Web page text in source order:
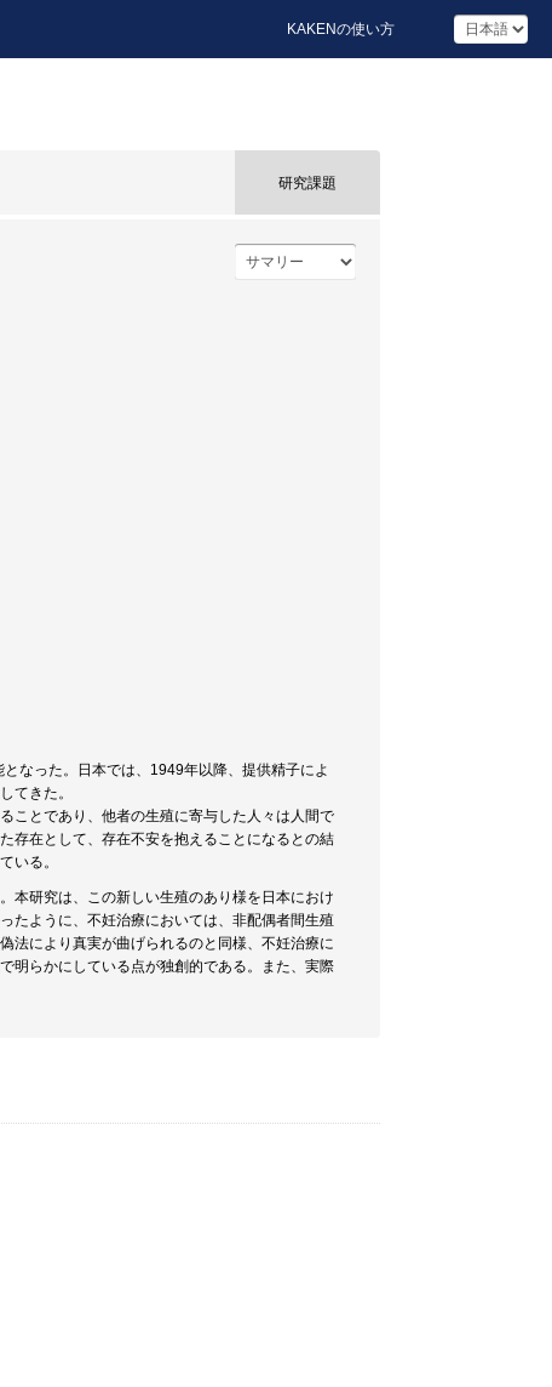
KAKENの使い方
研究課題
なった。日本では、1949年以降、提供精子によ
てきた。
ことであり、他者の生殖に寄与した人々は人間で
存在として、存在不安を抱えることになるとの結
いる。
本研究は、この新しい生殖のあり様を日本におけ
たように、不妊治療においては、非配偶者間生殖
法により真実が曲げられるのと同様、不妊治療に
明らかにしている点が独創的である。また、実際